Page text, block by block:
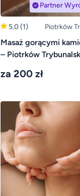
Partner
5.0(1) Piotrków
Masaż gorącymi
– Piotrków
za 200 zł